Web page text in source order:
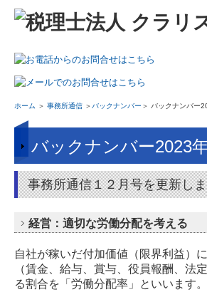
トップページ
選ばれる理由
業務案内
経営計画
社長メニュ―
お役立ちコーナー
ホーム ＞ 事務所通信 ＞ バックナンバー ＞ バックナンバー
バックナンバー2023
事務所通信１２月号を更新し
経営：適切な労働分配を考える
自社が稼いだ付加価値（限界利益）
（賃金、給与、賞与、役員報酬、法
る割合を「労働分配率」といいます。